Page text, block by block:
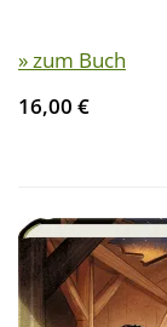
» zum Buch
16,00 €